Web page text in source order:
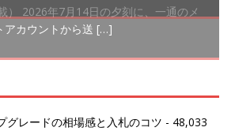
） 2026年7月14日の夕刻に、一通のメ
アカウントから送 […]
） 2026年1月上旬にバンコク経由でチ
に利用した。 バン[…]
の際に再びこちらの[…]
際に利用した。 今[…]
グレードの相場感と入札のコツ - 48,033